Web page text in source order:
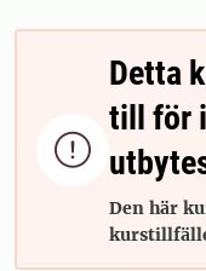

Detta
till för
Den här